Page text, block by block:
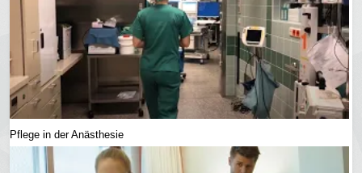
Pflege in der Anästhesie